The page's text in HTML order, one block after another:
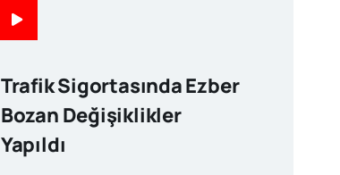
Trafik Sigortasında Ezber
Bozan Değişiklikler
Yapıldı